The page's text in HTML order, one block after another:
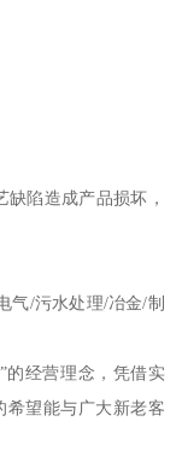
陷造成产品损坏，
气/污水处理/冶金/制
的经营理念，凭借实
希望能与广大新老客